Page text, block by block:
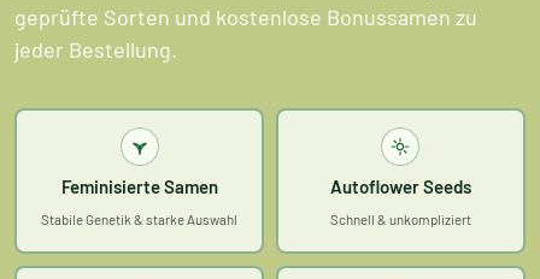
geprüfte Sorten und kostenlose Bonussamen zu
jeder Bestellung.
Feminisierte Samen
Stabile Genetik & starke Auswahl
Autoflower Seeds
Schnell & unkompliziert